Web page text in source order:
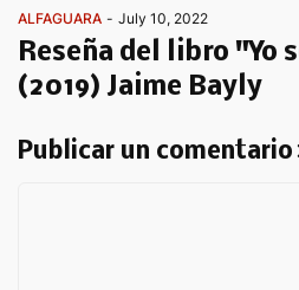
ALFAGUARA - July 10, 2022
Reseña del libro "Yo
(2019) Jaime Bayly
Publicar un comentario